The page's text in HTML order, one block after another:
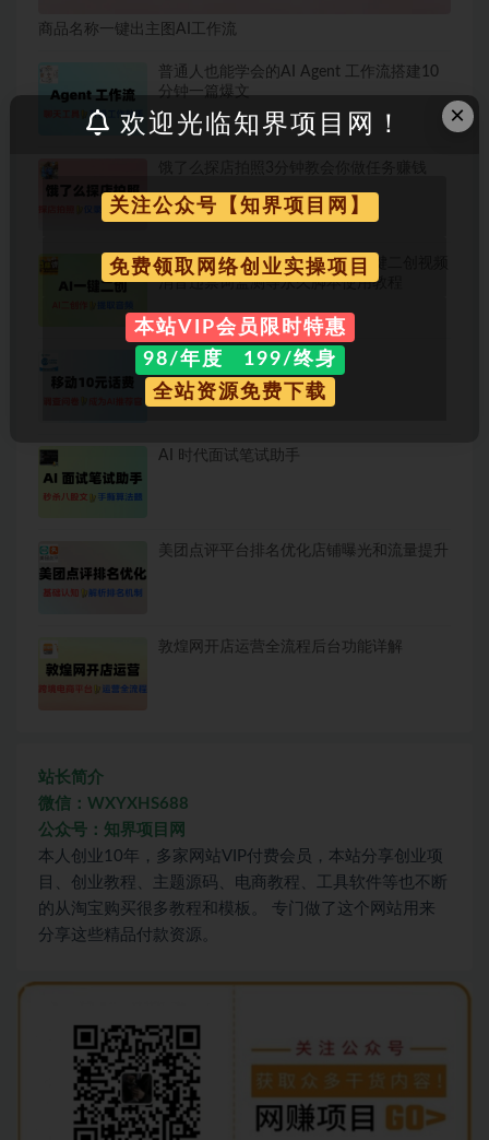
商品名称一键出主图AI工作流
普通人也能学会的AI Agent 工作流搭建10
分钟一篇爆文
多功能视频提取宝包含AI创作一键二创视频
消音违禁词监测等永久脚本使用教程
移动10元免费话费-线报
AI 时代面试笔试助手
美团点评平台排名优化店铺曝光和流量提升
敦煌网开店运营全流程后台功能详解
站长简介
微信：WXYXHS688
公众号：知界项目网
本人创业10年，多家网站VIP付费会员，本站分享创业项
目、创业教程、主题源码、电商教程、工具软件等也不断
的从淘宝购买很多教程和模板。 专门做了这个网站用来
分享这些精品付款资源。
×
欢迎光临知界项目网！
关注公众号【知界项目网】
免费领取网络创业实操项目
本站VIP会员限时特惠
98/年度 199/终身
全站资源免费下载